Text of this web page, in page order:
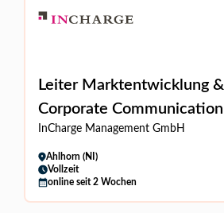
Leiter Marktentwicklung &
Corporate
InCharge Management GmbH
Ahlhorn (NI)
Vollzeit
online seit 2 Wochen